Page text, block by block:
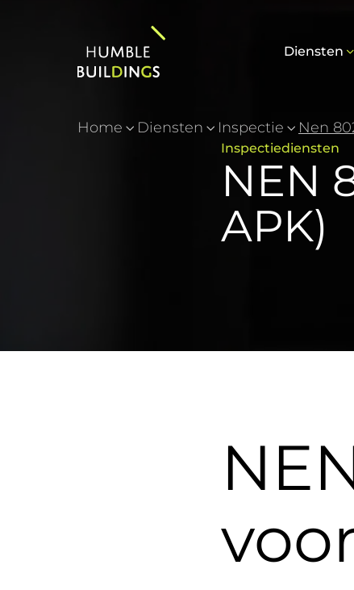
Diensten
Home Diensten Inspectie Nen
Inspectiediensten
NEN
APK)